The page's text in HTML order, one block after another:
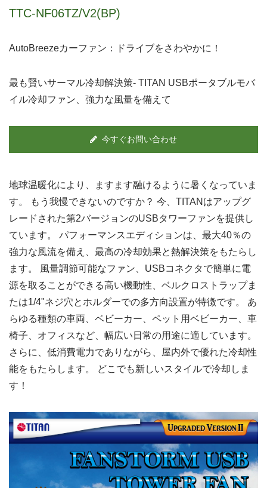
TTC-NF06TZ/V2(BP)
AutoBreezeカーファン：ドライブをさわやかに！
最も賢いサーマル冷却解決策- TITAN USBポータブルモバ
イル冷却ファン、強力な風量を備えて
今すぐお問い合わせ
地球温暖化により、ますます融けるように暑くなっていま
す。 もう我慢できないのですか？ 今、TITANはアップグ
レードされた第2バージョンのUSBタワーファンを提供し
ています。 パフォーマンスエディションは、最大40％の
強力な風流を備え、最高の冷却効果と熱解決策をもたらし
ます。 風量調節可能なファン、USBコネクタで簡単に電
源を取ることができる高い機動性、ベルクロストラップま
たは1/4"ネジ穴とホルダーでの多方向設置が特徴です。 あ
らゆる種類の車両、ベビーカー、ペット用ベビーカー、車
椅子、オフィスなど、幅広い日常の用途に適しています。
さらに、低消費電力でありながら、屋内外で優れた冷却性
能をもたらします。 どこでも新しいスタイルで冷却しま
す！